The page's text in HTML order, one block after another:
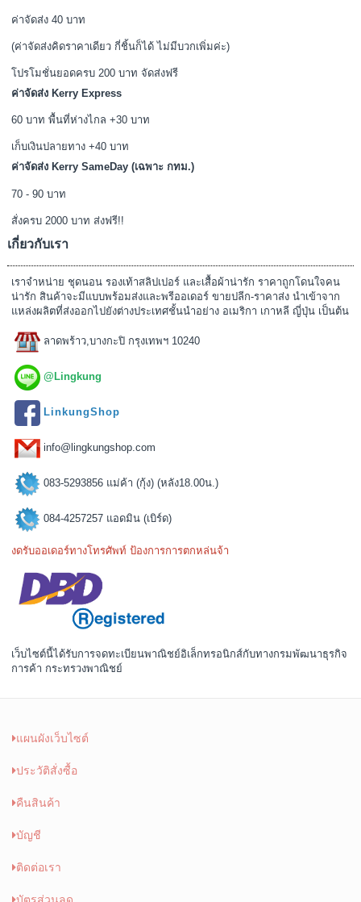
ค่าจัดส่ง 40 บาท
(ค่าจัดส่งคิดราคาเดียว กี่ชิ้นก็ได้ ไม่มีบวกเพิ่มค่ะ)
โปรโมชั่นยอดครบ 200 บาท จัดส่งฟรี
ค่าจัดส่ง Kerry Express
60 บาท พื้นที่ห่างไกล +30 บาท
เก็บเงินปลายทาง +40 บาท
ค่าจัดส่ง Kerry SameDay (เฉพาะ กทม.)
70 - 90 บาท
สั่งครบ 2000 บาท ส่งฟรี!!
เกี่ยวกับเรา
เราจำหน่าย ชุดนอน รองเท้าสลิปเปอร์ และเสื้อผ้าน่ารัก ราคาถูกโดนใจคน
น่ารัก สินค้าจะมีแบบพร้อมส่งและพรีออเดอร์ ขายปลีก-ราคาส่ง นำเข้าจาก
แหล่งผลิตที่ส่งออกไปยังต่างประเทศชั้นนำอย่าง อเมริกา เกาหลี ญี่ปุ่น เป็นต้น
ลาดพร้าว,บางกะปิ กรุงเทพฯ 10240
@Lingkung
LinkungShop
info@lingkungshop.com
083-5293856 แม่ค้า (กุ้ง) (หลัง18.00น.)
084-4257257 แอดมิน (เบิร์ด)
งดรับออเดอร์ทางโทรศัพท์ ป้องการการตกหล่นจ้า
เว็บไซต์นี้ได้รับการจดทะเบียนพาณิชย์อิเล็กทรอนิกส์กับทางกรมพัฒนาธุรกิจ
การค้า กระทรวงพาณิชย์
แผนผังเว็บไซต์
ประวัติสั่งซื้อ
คืนสินค้า
บัญชี
ติดต่อเรา
บัตรส่วนลด